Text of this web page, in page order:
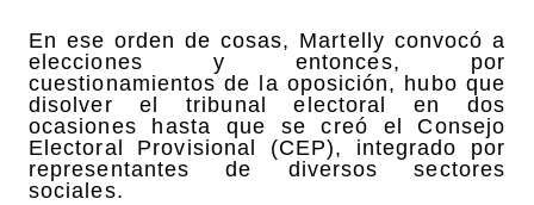
En ese orden de cosas, Martelly convocó a
elecciones y entonces, por
cuestionamientos de la oposición, hubo que
disolver el tribunal electoral en dos
ocasiones hasta que se creó el Consejo
Electoral Provisional (CEP), integrado por
representantes de diversos sectores
sociales.